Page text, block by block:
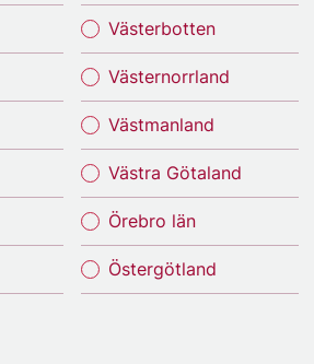
Västerbotten
Västernorrland
Västmanland
Västra Götaland
Örebro län
Östergötland